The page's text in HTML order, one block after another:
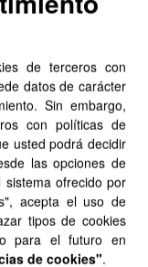
del municipio de
y mantenida
con la
de terceros con
datos de carácter
Sin embargo,
con políticas de
usted podrá decidir
las opciones de
ofrecido por
acepta el uso de
tipos de cookies
para el futuro en
de cookies".